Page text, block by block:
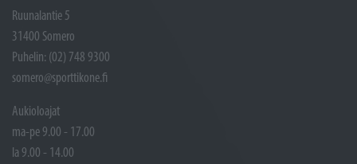
Ruunalantie 5
31400 Somero
Puhelin: (02) 748 9300
somero@sporttikone.fi
Aukioloajat
ma-pe 9.00 - 17.00
la 9.00 - 14.00